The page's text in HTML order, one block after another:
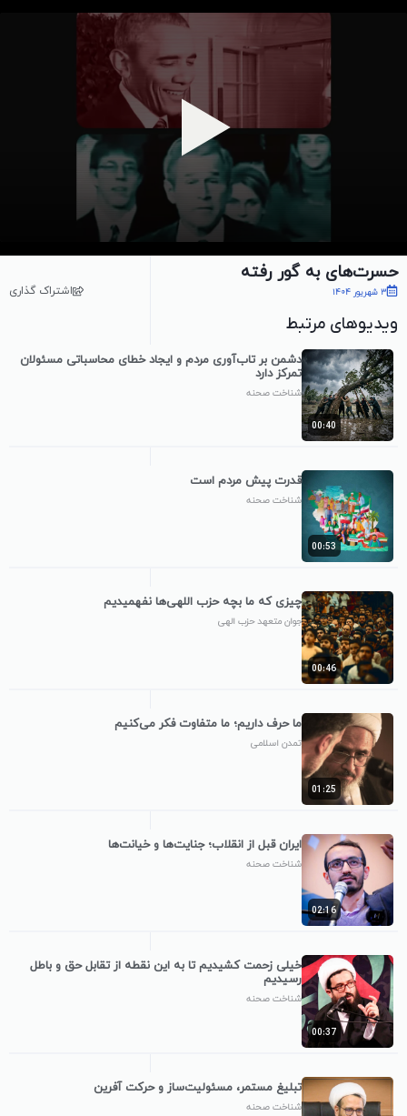
پخش ویدیو
حسرت‌های به گور رفته
3 شهریور 1404 اشتراک گذاری
ویدیوهای مرتبط
00:40
دشمن بر تاب‌آوری مردم و ایجاد خطای محاسباتی مسئولان
تمرکز دارد
شناخت صحنه
00:53
قدرت پیش مردم است
شناخت صحنه
00:46
چیزی که ما بچه حزب اللهی‌ها نفهمیدیم
جوان متعهد حزب الهی
01:25
ما حرف داریم؛ ما متفاوت فکر می‌کنیم
تمدن اسلامی
02:16
ایران قبل از انقلاب؛ جنایت‌ها و خیانت‌ها
شناخت صحنه
00:37
خیلی زحمت کشیدیم تا به این نقطه از تقابل حق و باطل
رسیدیم
شناخت صحنه
تبلیغ مستمر، مسئولیت‌ساز و حرکت آفرین
شناخت صحنه